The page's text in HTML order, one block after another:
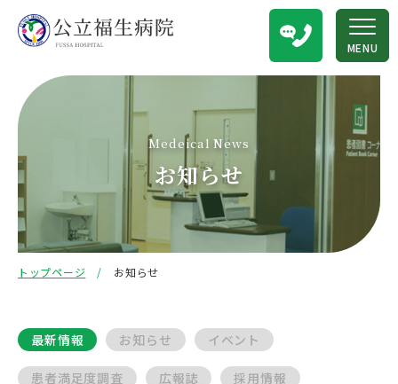
MENU
Medeical News
お知らせ
トップページ お知らせ
最新情報 お知らせ イベント
患者満足度調査 広報誌 採用情報